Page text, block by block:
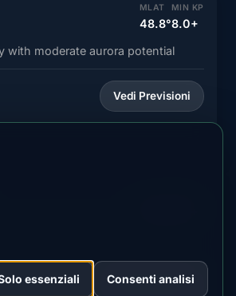
MLAT
48.8°
MIN KP
8.0+
with moderate aurora potential
Vedi Previsioni
aurora sightings
Vedi Previsioni
essenziali Consenti analisi